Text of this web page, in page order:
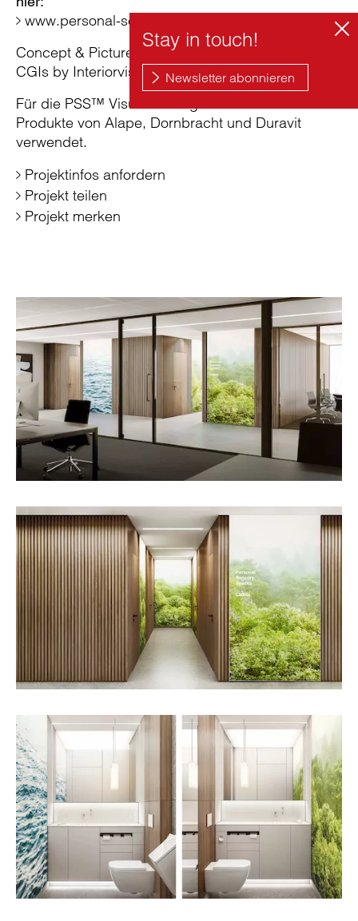
www.personal-sensory-spaces.com
Concept & Picture Copyright: sieger design
CGIs by Interiorvista, Barcelona
Für die PSS™ Visualisierungen wurden u. a.
Produkte von Alape, Dornbracht und Duravit
verwendet.
Projektinfos anfordern
Projekt teilen
Projekt merken